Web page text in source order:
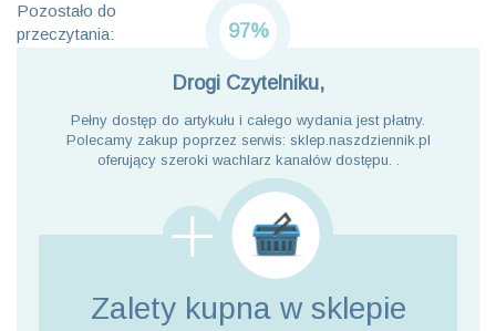
Pozostało do
przeczytania:
97%
Drogi Czytelniku,
Pełny dostęp do artykułu i całego wydania jest płatny.
Polecamy zakup poprzez serwis: sklep.naszdziennik.pl
oferujący szeroki wachlarz kanałów dostępu. .
Zalety kupna w sklepie